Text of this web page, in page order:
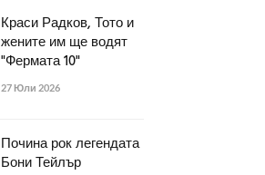
Краси Радков, Тото и
жените им ще водят
"Фермата 10"
27 Юли 2026
Почина рок легендата
Бони Тейлър